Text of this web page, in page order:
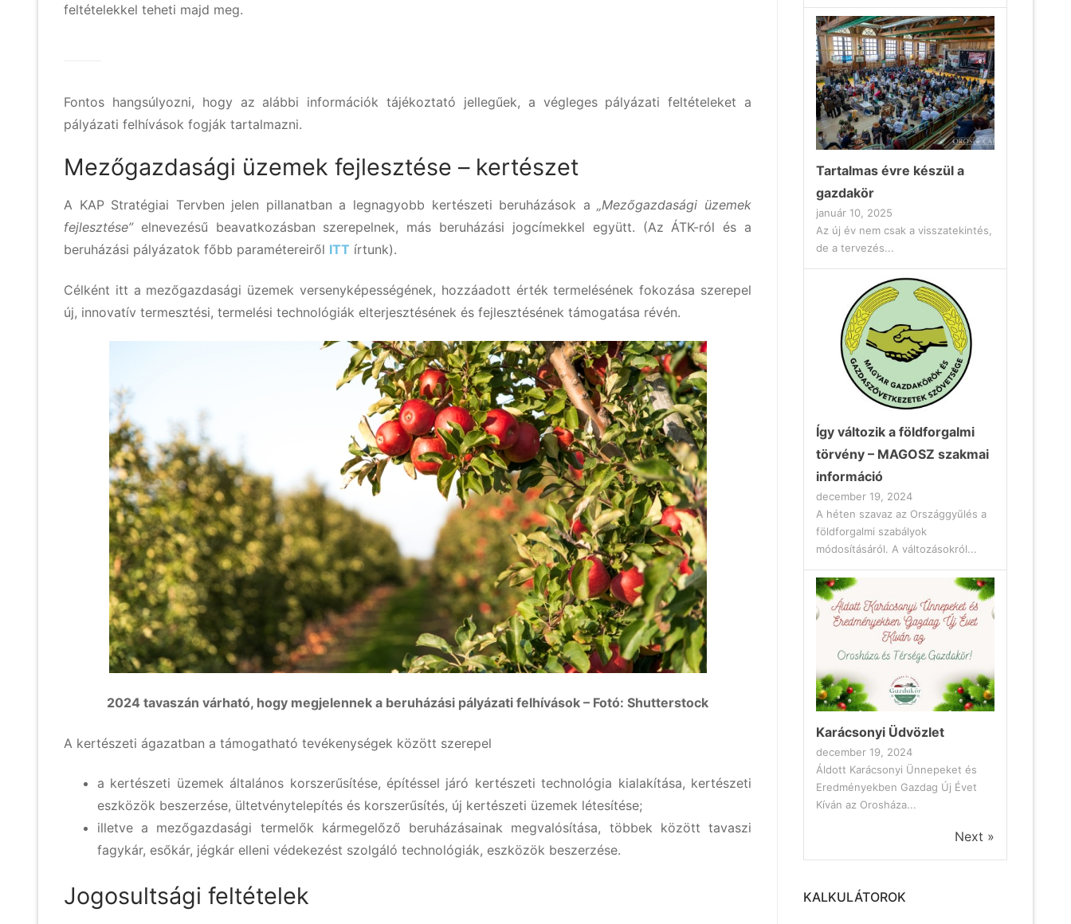
feltételekkel teheti majd meg.
Fontos hangsúlyozni, hogy az alábbi információk tájékoztató jellegűek, a végleges pályázati feltételeket a
pályázati felhívások fogják tartalmazni.
Mezőgazdasági üzemek fejlesztése – kertészet
A KAP Stratégiai Tervben jelen pillanatban a legnagyobb kertészeti beruházások a„Mezőgazdasági üzemek
fejlesztése”elnevezésű beavatkozásban szerepelnek, más beruházási jogcímekkel együtt. (Az ÁTK-ról és a
beruházási pályázatok főbb paramétereiről ITT írtunk).
Célként itt a mezőgazdasági üzemek versenyképességének, hozzáadott érték termelésének fokozása szerepel
új, innovatív termesztési, termelési technológiák elterjesztésének és fejlesztésének támogatása révén.
2024 tavaszán várható, hogy megjelennek a beruházási pályázati felhívások – Fotó: Shutterstock
A kertészeti ágazatban a támogatható tevékenységek között szerepel
a kertészeti üzemek általános korszerűsítése, építéssel járó kertészeti technológia kialakítása, kertészeti
eszközök beszerzése, ültetvénytelepítés és korszerűsítés, új kertészeti üzemek létesítése;
illetve a mezőgazdasági termelők kármegelőző beruházásainak megvalósítása, többek között tavaszi
fagykár, esőkár, jégkár elleni védekezést szolgáló technológiák, eszközök beszerzése.
Jogosultsági feltételek
Tartalmas évre készül a
gazdakör
január 10, 2025
Az új év nem csak a visszatekintés,
de a tervezés...
Így változik a földforgalmi
törvény – MAGOSZ szakmai
információ
december 19, 2024
A héten szavaz az Országgyűlés a
földforgalmi szabályok
módosításáról. A változásokról...
Karácsonyi Üdvözlet
december 19, 2024
Áldott Karácsonyi Ünnepeket és
Eredményekben Gazdag Új Évet
Kíván az Orosháza...
Next »
KALKULÁTOROK